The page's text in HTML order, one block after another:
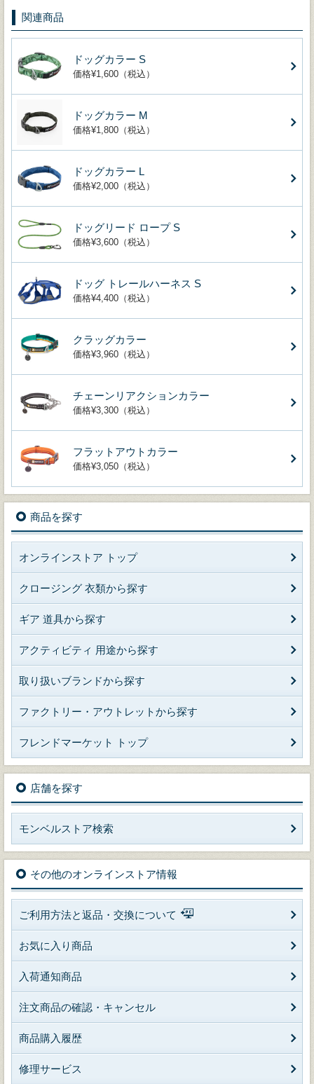
関連商品
ドッグカラー S
価格¥1,600（税込）
ドッグカラー M
価格¥1,800（税込）
ドッグカラー L
価格¥2,000（税込）
ドッグリード ロープ S
価格¥3,600（税込）
ドッグ トレールハーネス S
価格¥4,400（税込）
クラッグカラー
価格¥3,960（税込）
チェーンリアクションカラー
価格¥3,300（税込）
フラットアウトカラー
価格¥3,050（税込）
商品を探す
オンラインストア トップ
クロージング 衣類から探す
ギア 道具から探す
アクティビティ 用途から探す
取り扱いブランドから探す
ファクトリー・アウトレットから探す
フレンドマーケット トップ
店舗を探す
モンベルストア検索
その他のオンラインストア情報
ご利用方法と返品・交換について
お気に入り商品
入荷通知商品
注文商品の確認・キャンセル
商品購入履歴
修理サービス